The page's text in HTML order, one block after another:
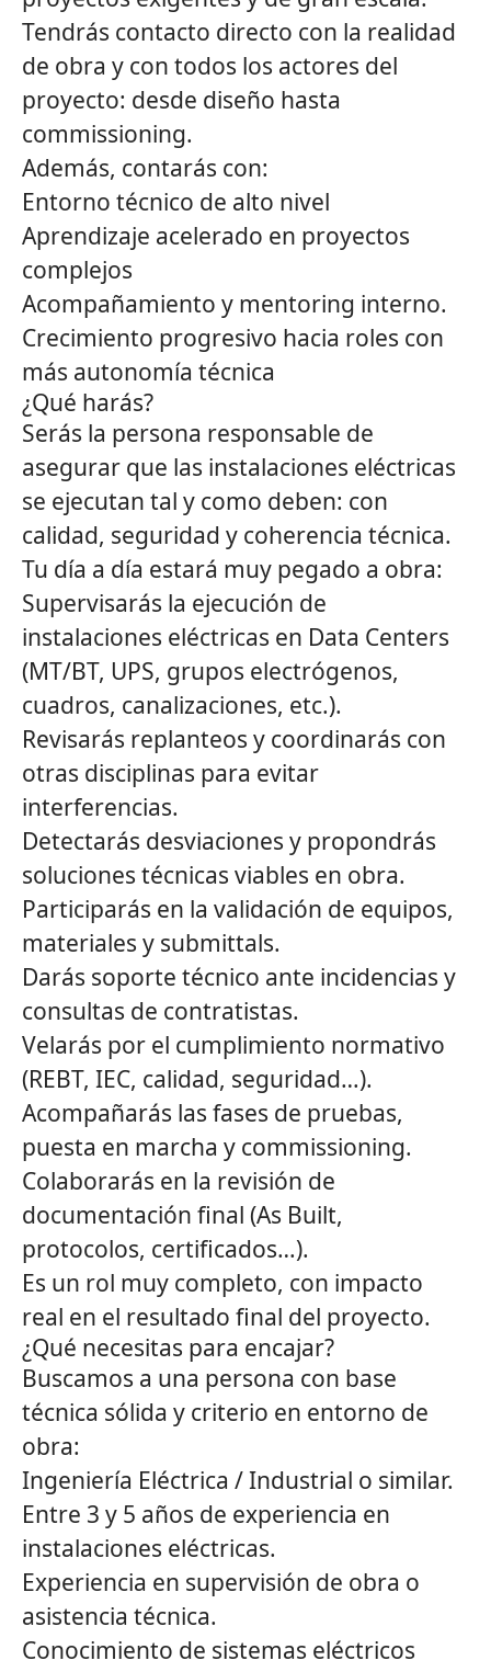
Tendrás contacto directo con la realidad
de obra y con todos los actores del
proyecto: desde diseño hasta
commissioning.
Además, contarás con:
Entorno técnico de alto nivel
Aprendizaje acelerado en proyectos
complejos
Acompañamiento y mentoring interno.
Crecimiento progresivo hacia roles con
más autonomía técnica
¿Qué harás?
Serás la persona responsable de
asegurar que las instalaciones eléctricas
se ejecutan tal y como deben: con
calidad, seguridad y coherencia técnica.
Tu día a día estará muy pegado a obra:
Supervisarás la ejecución de
instalaciones eléctricas en Data Centers
(MT/BT, UPS, grupos electrógenos,
cuadros, canalizaciones, etc.).
Revisarás replanteos y coordinarás con
otras disciplinas para evitar
interferencias.
Detectarás desviaciones y propondrás
soluciones técnicas viables en obra.
Participarás en la validación de equipos,
materiales y submittals.
Darás soporte técnico ante incidencias y
consultas de contratistas.
Velarás por el cumplimiento normativo
(REBT, IEC, calidad, seguridad…).
Acompañarás las fases de pruebas,
puesta en marcha y commissioning.
Colaborarás en la revisión de
documentación final (As Built,
protocolos, certificados…).
Es un rol muy completo, con impacto
real en el resultado final del proyecto.
¿Qué necesitas para encajar?
Buscamos a una persona con base
técnica sólida y criterio en entorno de
obra:
Ingeniería Eléctrica / Industrial o similar.
Entre 3 y 5 años de experiencia en
instalaciones eléctricas.
Experiencia en supervisión de obra o
asistencia técnica.
Conocimiento de sistemas eléctricos